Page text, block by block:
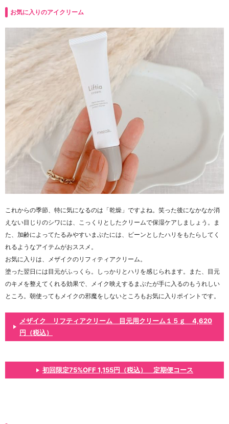
お気に入りのアイクリーム
これからの季節、特に気になるのは「乾燥」ですよね。笑った後になかなか消
えない目じりのシワには、こっくりとしたクリームで保湿ケアしましょう。ま
た、加齢によってたるみやすいまぶたには、ピーンとしたハリをもたらしてく
れるようなアイテムがおススメ。
お気に入りは、メザイクのリフィティアクリーム。
塗った翌日には目元がふっくら。しっかりとハリを感じられます。また、目元
のキメを整えてくれる効果で、メイク映えするまぶたが手に入るのもうれしい
ところ。朝使ってもメイクの邪魔をしないところもお気に入りポイントです。
メザイク リフティアクリーム 目元用クリーム１５ｇ 4,620
円（税込）
初回限定75%OFF 1,155円（税込） 定期便コース